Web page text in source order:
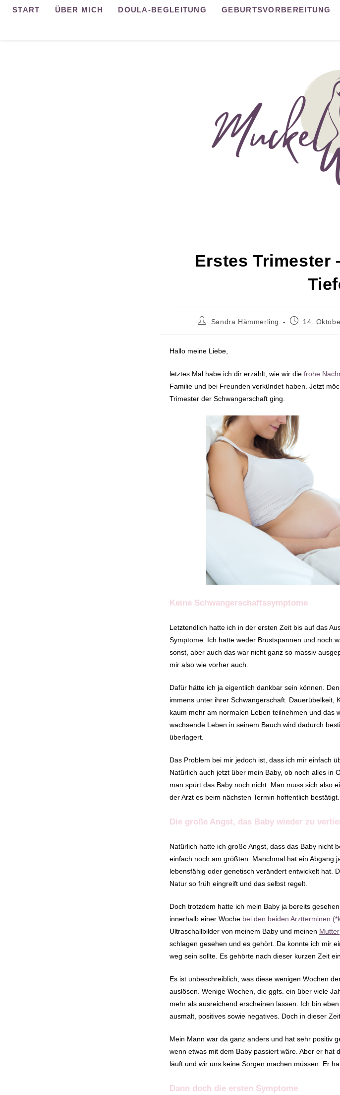
ZumSTART ÜBER MICH DOULA-BEGLEITUNG GEBURTSVORBEREITUNG
Erstes Trimester
Beitrags-
Sandra Hämmerling
Beitrag
14.
Hallo meine Liebe,
letztes Mal habe ich dir erzählt, wie wir die frohe
Familie und bei Freunden verkündet haben. Jetzt
Trimester der Schwangerschaft ging.
Keine Schwangerschaftssymptome
Letztendlich hatte ich in der ersten Zeit bis auf das
Symptome. Ich hatte weder Brustspannen und noch
sonst, aber auch das war nicht ganz so massiv
mir also wie vorher auch.
Dafür hätte ich ja eigentlich dankbar sein können.
immens unter ihrer Schwangerschaft. Dauerübelkeit,
kaum mehr am normalen Leben teilnehmen und das
wachsende Leben in seinem Bauch wird dadurch
überlagert.
Das Problem bei mir jedoch ist, dass ich mir einfach
Natürlich auch jetzt über mein Baby, ob noch alles in
man spürt das Baby noch nicht. Man muss sich also
der Arzt es beim nächsten Termin hoffentlich
Die große Angst, das Baby wieder zu
Natürlich hatte ich große Angst, dass das Baby nicht
einfach noch am größten. Manchmal hat ein Abgang
lebensfähig oder genetisch verändert entwickelt hat.
Natur so früh eingreift und das selbst regelt.
Doch trotzdem hatte ich mein Baby ja bereits
innerhalb einer Woche bei den beiden Arztterminen
Ultraschallbilder von meinem Baby und meinen
schlagen gesehen und es gehört. Da konnte ich mir
weg sein sollte. Es gehörte nach dieser kurzen Zeit
Es ist unbeschreiblich, was diese wenigen Wochen
auslösen. Wenige Wochen, die ggfs. ein über viele
mehr als ausreichend erscheinen lassen. Ich bin
ausmalt, positives sowie negatives. Doch in dieser
Mein Mann war da ganz anders und hat sehr positiv
wenn etwas mit dem Baby passiert wäre. Aber er hat
läuft und wir uns keine Sorgen machen müssen. Er
Dann doch die ersten Symptome